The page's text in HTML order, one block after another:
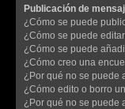
Publicación de
¿Cómo se puede
¿Cómo se puede
¿Cómo se puede
¿Cómo creo una
¿Por qué no se puede
¿Cómo edito o borro
¿Por qué no se puede